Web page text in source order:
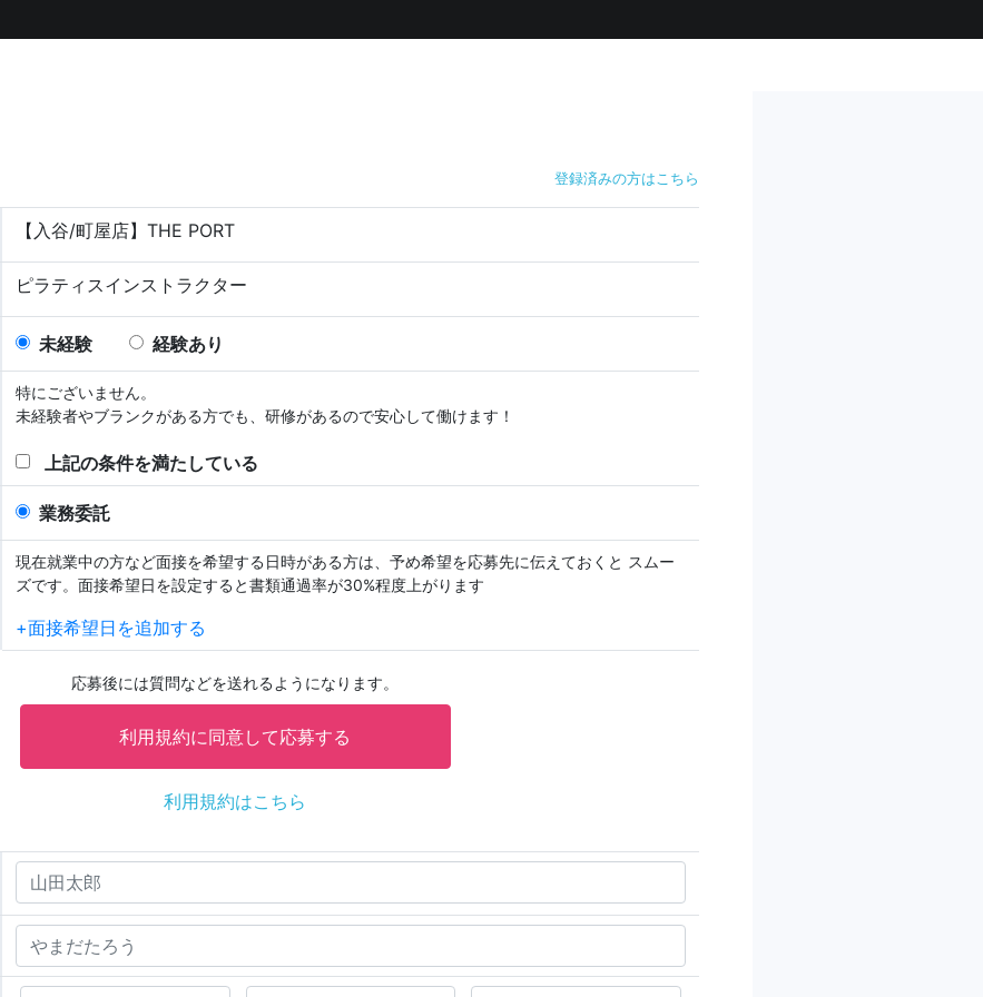
登録済みの方はこちら
【入谷/町屋店】THE PORT
ピラティスインストラクター
未経験 経験あり
特にございません。
未経験者やブランクがある方でも、研修があるので安心して働けます！
上記の条件を満たしている
業務委託
現在就業中の方など面接を希望する日時がある方は、予め希望を応募先に伝えておくと スムー
ズです。面接希望日を設定すると書類通過率が30%程度上がります
+面接希望日を追加する
応募後には質問などを送れるようになります。
利用規約はこちら